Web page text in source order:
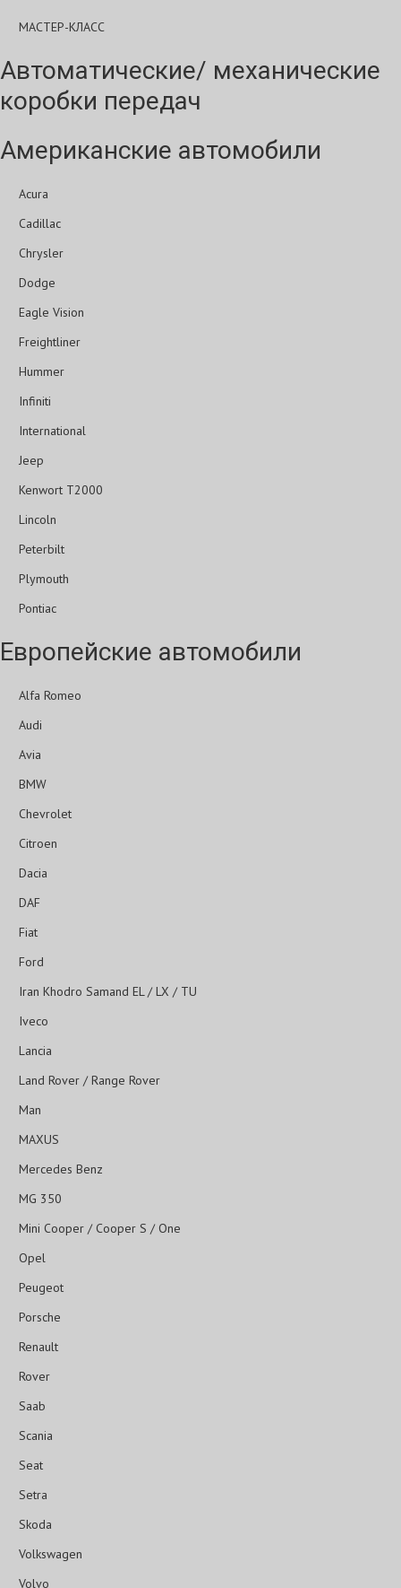
МАСТЕР-КЛАСС
Автоматические/ механические
коробки передач
Американские автомобили
Acura
Cadillac
Chrysler
Dodge
Eagle Vision
Freightliner
Hummer
Infiniti
International
Jeep
Kenwort T2000
Lincoln
Peterbilt
Plymouth
Pontiac
Европейские автомобили
Alfa Romeo
Audi
Avia
BMW
Chevrolet
Citroen
Dacia
DAF
Fiat
Ford
Iran Khodro Samand EL / LX / TU
Iveco
Lancia
Land Rover / Range Rover
Man
MAXUS
Mercedes Benz
MG 350
Mini Cooper / Cooper S / One
Opel
Peugeot
Porsche
Renault
Rover
Saab
Scania
Seat
Setra
Skoda
Volkswagen
Volvo